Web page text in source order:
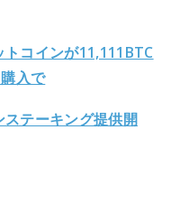
コインが11,111BTC
入で
テーキング提供開